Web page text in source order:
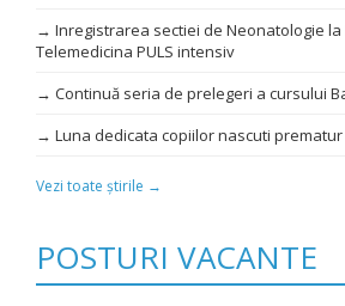
→ Inregistrarea sectiei de Neonatologie
Telemedicina PULS intensiv
→ Continuă seria de prelegeri a cursului
→ Luna dedicata copiilor nascuti prematur
Vezi toate știrile →
POSTURI VACANTE